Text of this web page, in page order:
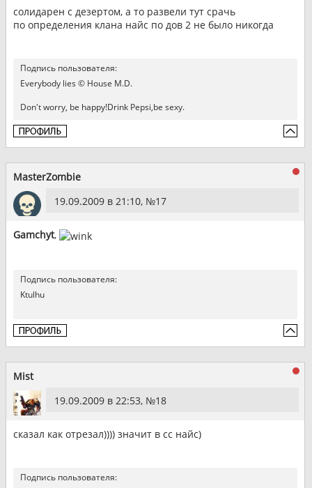
солидарен с дезертом, а то развели тут срачь
по определения клана найс по дов 2 не было никогда
Подпись пользователя:
Everybody lies © House M.D.
Don't worry, be happy!Drink Pepsi,be sexy.
MasterZombie
19.09.2009 в 21:10, №17
Gamchyt,
Подпись пользователя:
Ktulhu
Mist
19.09.2009 в 22:53, №18
сказал как отрезал)))) значит в сс найс)
Подпись пользователя: